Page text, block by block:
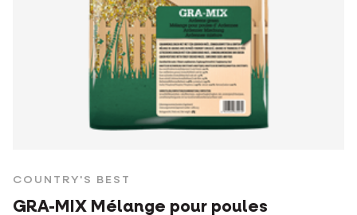
COUNTRY'S BEST
GRA-MIX Mélange pour poules